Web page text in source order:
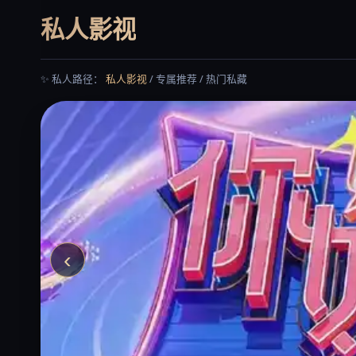
私人影视
✨ 私人路径：私人影视/ 专属推荐 / 热门私藏
‹